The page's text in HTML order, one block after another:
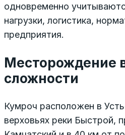
одновременно
нагрузки, логистика,
предприятия.
Месторождение
сложности
Кумроч расположен в
верховьях реки Быстрой,